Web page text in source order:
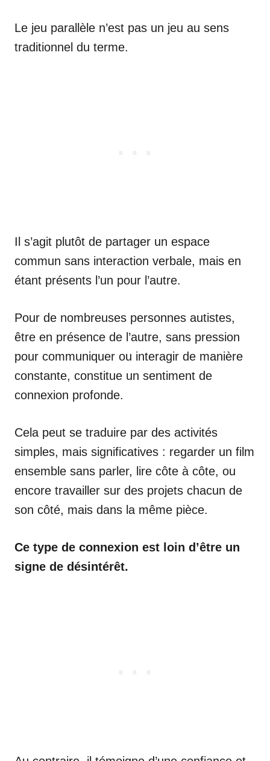
Le jeu parallèle n’est pas un jeu au sens
traditionnel du terme.
Il s’agit plutôt de partager un espace
commun sans interaction verbale, mais en
étant présents l’un pour l’autre.
Pour de nombreuses personnes autistes,
être en présence de l’autre, sans pression
pour communiquer ou interagir de manière
constante, constitue un sentiment de
connexion profonde.
Cela peut se traduire par des activités
simples, mais significatives : regarder un film
ensemble sans parler, lire côte à côte, ou
encore travailler sur des projets chacun de
son côté, mais dans la même pièce.
Ce type de connexion est loin d’être un
signe de désintérêt.